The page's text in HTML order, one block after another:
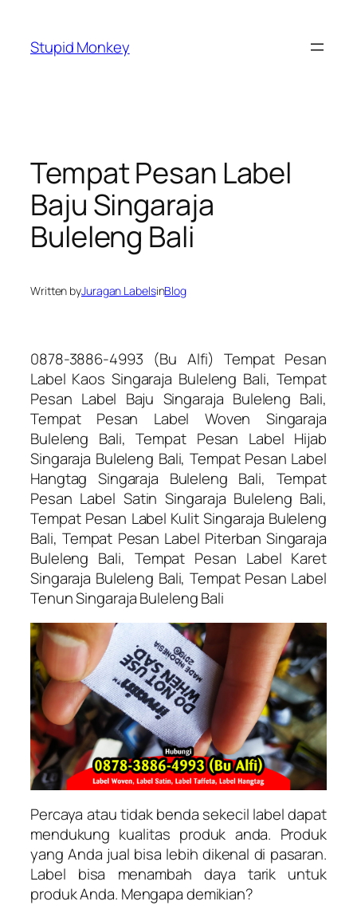
content
Stupid Monkey
Tempat Pesan Label
Baju Singaraja
Buleleng Bali
Written byJuragan LabelsinBlog
0878-3886-4993 (Bu Alfi) Tempat Pesan
Label Kaos Singaraja Buleleng Bali, Tempat
Pesan Label Baju Singaraja Buleleng Bali,
Tempat Pesan Label Woven Singaraja
Buleleng Bali, Tempat Pesan Label Hijab
Singaraja Buleleng Bali, Tempat Pesan Label
Hangtag Singaraja Buleleng Bali, Tempat
Pesan Label Satin Singaraja Buleleng Bali,
Tempat Pesan Label Kulit Singaraja Buleleng
Bali, Tempat Pesan Label Piterban Singaraja
Buleleng Bali, Tempat Pesan Label Karet
Singaraja Buleleng Bali, Tempat Pesan Label
Tenun Singaraja Buleleng Bali
Percaya atau tidak benda sekecil label dapat
mendukung kualitas produk anda. Produk
yang Anda jual bisa lebih dikenal di pasaran.
Label bisa menambah daya tarik untuk
produk Anda. Mengapa demikian?